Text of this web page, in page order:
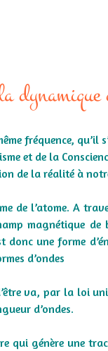
dynamique
fréquence, qu’il
et de la
de la réalité à
de l’atome. A
magnétique de
donc une forme
d’ondes
va, par la loi
d’ondes.
qui génère une